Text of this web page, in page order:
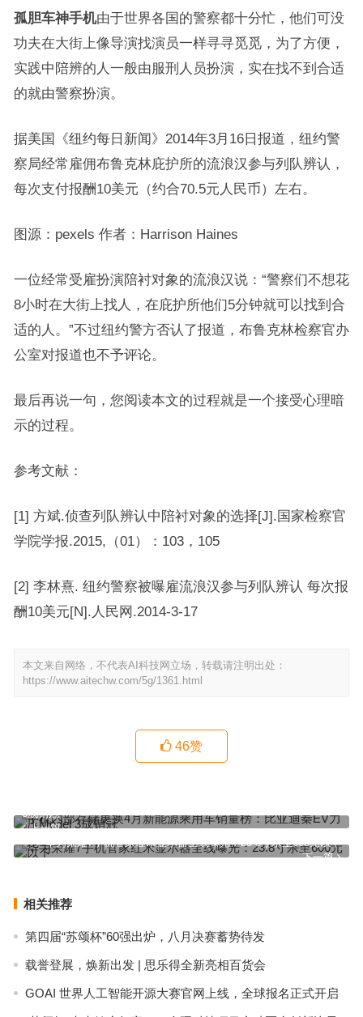
孤胆车神手机由于世界各国的警察都十分忙，他们可没
功夫在大街上像导演找演员一样寻寻觅觅，为了方便，
实践中陪辨的人一般由服刑人员扮演，实在找不到合适
的就由警察扮演。
据美国《纽约每日新闻》2014年3月16日报道，纽约警
察局经常雇佣布鲁克林庇护所的流浪汉参与列队辨认，
每次支付报酬10美元（约合70.5元人民币）左右。
图源：pexels 作者：Harrison Haines
一位经常受雇扮演陪衬对象的流浪汉说：“警察们不想花
8小时在大街上找人，在庇护所他们5分钟就可以找到合
适的人。”不过纽约警方否认了报道，布鲁克林检察官办
公室对报道也不予评论。
最后再说一句，您阅读本文的过程就是一个接受心理暗
示的过程。
参考文献：
[1] 方斌.侦查列队辨认中陪衬对象的选择[J].国家检察官
学院学报.2015,（01）：103，105
[2] 李林熹. 纽约警察被曝雇流浪汉参与列队辨认 每次报
酬10美元[N].人民网.2014-3-17
本文来自网络，不代表AI科技网立场，转载请注明出处：
https://www.aitechw.com/5g/1361.html
46赞
上一篇
3成销冠
下一篇
华为荣耀7手机管家红米显示器全线曝光：23.8寸杀至600元以下
相关推荐
第四届“苏颂杯”60强出炉，八月决赛蓄势待发
载誉登展，焕新出发 | 思乐得全新亮相百货会
GOAI 世界人工智能开源大赛官网上线，全球报名正式开启